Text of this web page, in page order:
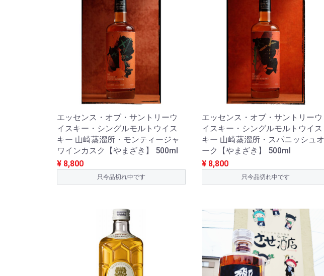
エッセンス・オブ・サントリーウ
イスキー・シングルモルトウイス
キー 山崎蒸溜所・モンティージャ
ワインカスク【やまざき】 500ml
¥ 8,800
只今品切れ中です
エッセンス・オブ・サントリーウ
イスキー・シングルモルトウイス
キー 山崎蒸溜所・スパニッシュオ
ーク【やまざき】 500ml
¥ 8,800
只今品切れ中です